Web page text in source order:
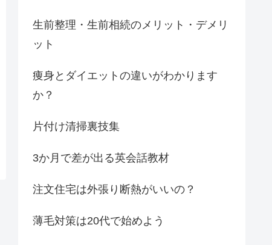
生前整理・生前相続のメリット・デメリ
ット
痩身とダイエットの違いがわかります
か？
片付け清掃裏技集
3か月で差が出る英会話教材
注文住宅は外張り断熱がいいの？
薄毛対策は20代で始めよう